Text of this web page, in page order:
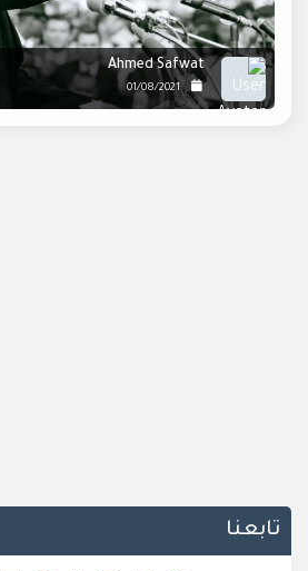
Ahmed Safwat
01/08/2021
تابعنا